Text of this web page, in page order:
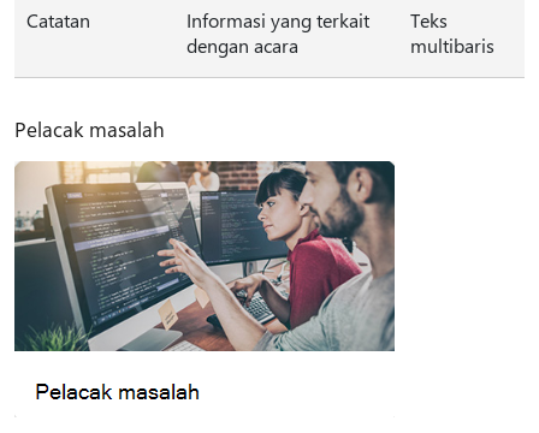
Catatan
Informasi yang terkait
dengan acara
Teks
multibaris
Pelacak masalah